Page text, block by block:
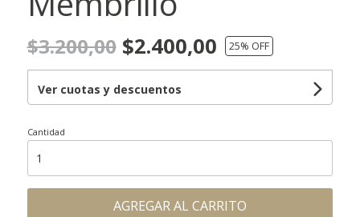
$3.200,00$2.400,00 25% OFF
Ver cuotas y descuentos
Cantidad
AGREGAR AL CARRITO